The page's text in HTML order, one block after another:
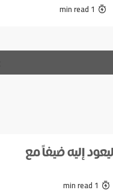
1 min read
إليه ضيفاً مع
1 min read